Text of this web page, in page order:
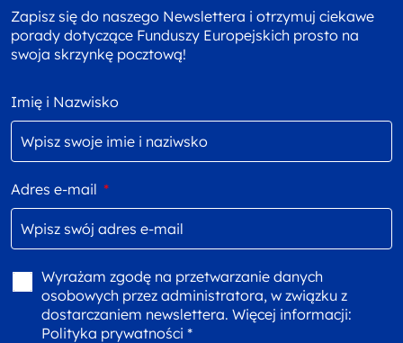
Zapisz się do naszego Newslettera i otrzymuj ciekawe
porady dotyczące Funduszy Europejskich prosto na
swoja skrzynkę pocztową!
Imię i Nazwisko
Adres e-mail *
Wyrażam zgodę na przetwarzanie danych
osobowych przez administratora, w związku z
dostarczaniem newslettera. Więcej informacji:
Polityka prywatności *